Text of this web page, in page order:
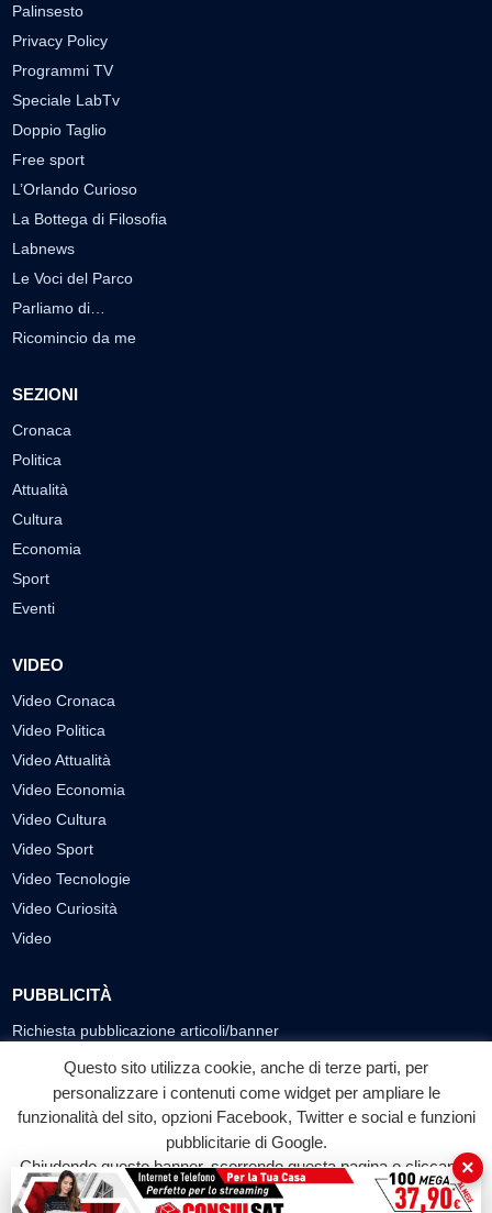
Palinsesto
Privacy Policy
Programmi TV
Speciale LabTv
Doppio Taglio
Free sport
L’Orlando Curioso
La Bottega di Filosofia
Labnews
Le Voci del Parco
Parliamo di…
Ricomincio da me
SEZIONI
Cronaca
Politica
Attualità
Cultura
Economia
Sport
Eventi
VIDEO
Video Cronaca
Video Politica
Video Attualità
Video Economia
Video Cultura
Video Sport
Video Tecnologie
Video Curiosità
Video
PUBBLICITÀ
Richiesta pubblicazione articoli/banner
SEGUICI SUI SOCIAL
f
Facebook
◎ ▶
YouTube
Questo sito utilizza cookie, anche di terze parti, per
personalizzare i contenuti come widget per ampliare le
funzionalità del sito, opzioni Facebook, Twitter e social e funzioni
pubblicitarie di Google.
Chiudendo questo banner, scorrendo questa pagina o cliccando
su qualunque suo elemento acconsenti all'uso dei cookie.
×